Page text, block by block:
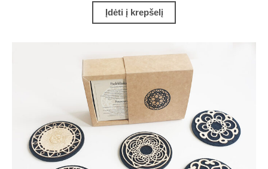
Įdėti į krepšelį